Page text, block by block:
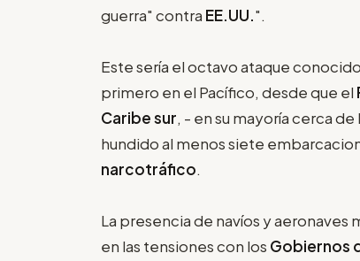
guerra" contra EE.UU.".
Este sería el octavo ataque
primero en el Pacífico, desde que el
Caribe sur, - en su mayoría cerca de
hundido al menos siete
narcotráfico.
La presencia de navíos y
en las tensiones con los Gobiernos